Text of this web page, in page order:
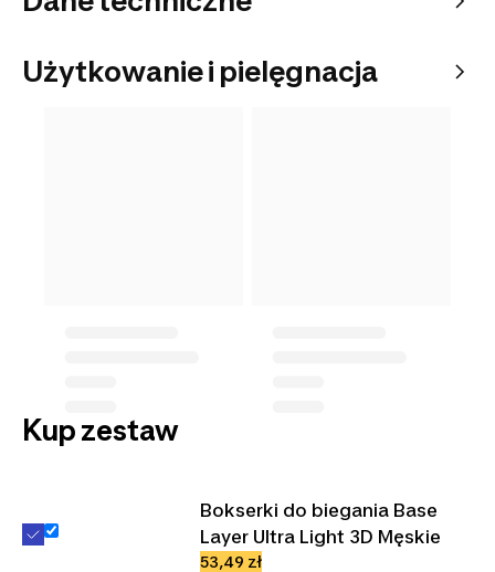
Użytkowanie i pielęgnacja
Kup zestaw
Bokserki do biegania Base
Layer Ultra Light 3D Męskie
53,49 zł